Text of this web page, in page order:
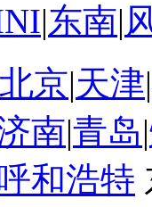
|东南|
北京|天津|
南|青岛|
和浩特